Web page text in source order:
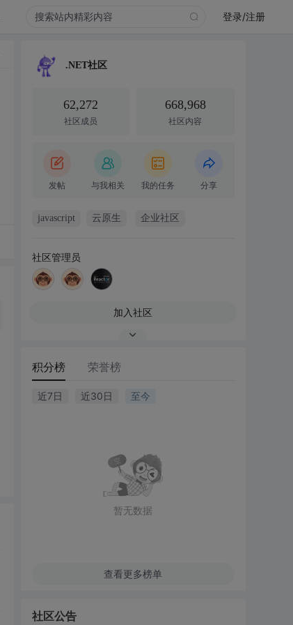
登录/注册
.NET社区
62,272
社区成员
668,968
社区内容
发帖 与我相关 我的任务 分享
javascript 云原生 企业社区
社区管理员
加入社区
积分榜 荣誉榜
近7日 近30日 至今
暂无数据
查看更多榜单
社区公告